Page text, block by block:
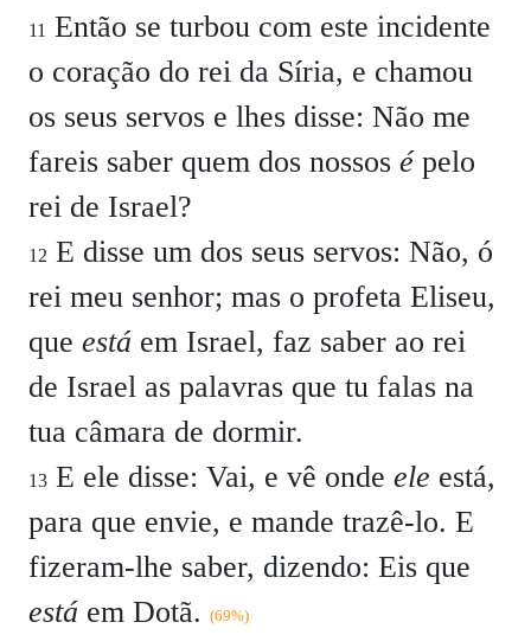
11 Então se turbou com este incidente
o coração do rei da Síria, e chamou
os seus servos e lhes disse: Não me
fareis saber quem dos nossos épelo
rei de Israel?
12 E disse um dos seus servos: Não, ó
rei meu senhor; mas o profeta Eliseu,
que está em Israel, faz saber ao rei
de Israel as palavras que tu falas na
tua câmara de dormir.
13 E ele disse: Vai, e vê onde ele está,
para que envie, e mande trazê-lo. E
fizeram-lhe saber, dizendo: Eis que
está em Dotã. (69%)